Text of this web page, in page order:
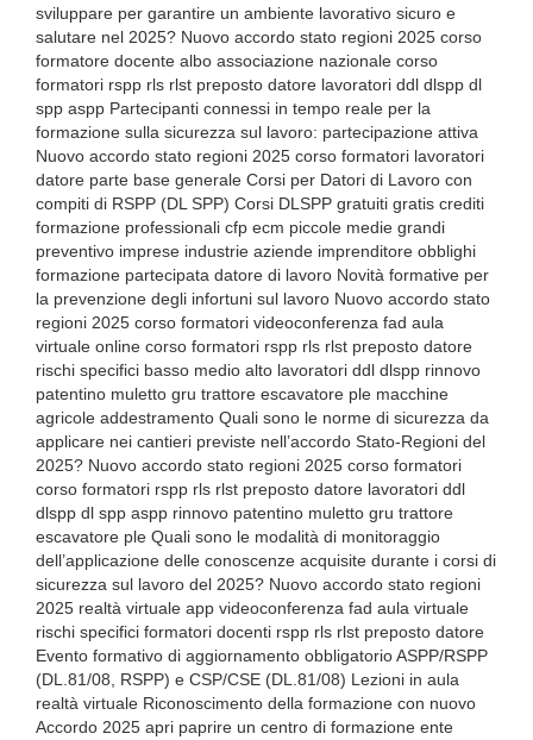
sviluppare per garantire un ambiente lavorativo sicuro e
salutare nel 2025? Nuovo accordo stato regioni 2025 corso
formatore docente albo associazione nazionale corso
formatori rspp rls rlst preposto datore lavoratori ddl dlspp dl
spp aspp Partecipanti connessi in tempo reale per la
formazione sulla sicurezza sul lavoro: partecipazione attiva
Nuovo accordo stato regioni 2025 corso formatori lavoratori
datore parte base generale Corsi per Datori di Lavoro con
compiti di RSPP (DL SPP) Corsi DLSPP gratuiti gratis crediti
formazione professionali cfp ecm piccole medie grandi
preventivo imprese industrie aziende imprenditore obblighi
formazione partecipata datore di lavoro Novità formative per
la prevenzione degli infortuni sul lavoro Nuovo accordo stato
regioni 2025 corso formatori videoconferenza fad aula
virtuale online corso formatori rspp rls rlst preposto datore
rischi specifici basso medio alto lavoratori ddl dlspp rinnovo
patentino muletto gru trattore escavatore ple macchine
agricole addestramento Quali sono le norme di sicurezza da
applicare nei cantieri previste nell’accordo Stato-Regioni del
2025? Nuovo accordo stato regioni 2025 corso formatori
corso formatori rspp rls rlst preposto datore lavoratori ddl
dlspp dl spp aspp rinnovo patentino muletto gru trattore
escavatore ple Quali sono le modalità di monitoraggio
dell’applicazione delle conoscenze acquisite durante i corsi di
sicurezza sul lavoro del 2025? Nuovo accordo stato regioni
2025 realtà virtuale app videoconferenza fad aula virtuale
rischi specifici formatori docenti rspp rls rlst preposto datore
Evento formativo di aggiornamento obbligatorio ASPP/RSPP
(DL.81/08, RSPP) e CSP/CSE (DL.81/08) Lezioni in aula
realtà virtuale Riconoscimento della formazione con nuovo
Accordo 2025 apri paprire un centro di formazione ente